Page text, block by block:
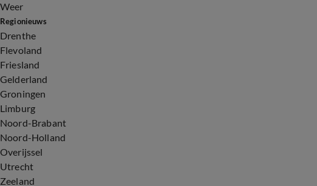
Weer
Regionieuws
Drenthe
Flevoland
Friesland
Gelderland
Groningen
Limburg
Noord-Brabant
Noord-Holland
Overijssel
Utrecht
Zeeland